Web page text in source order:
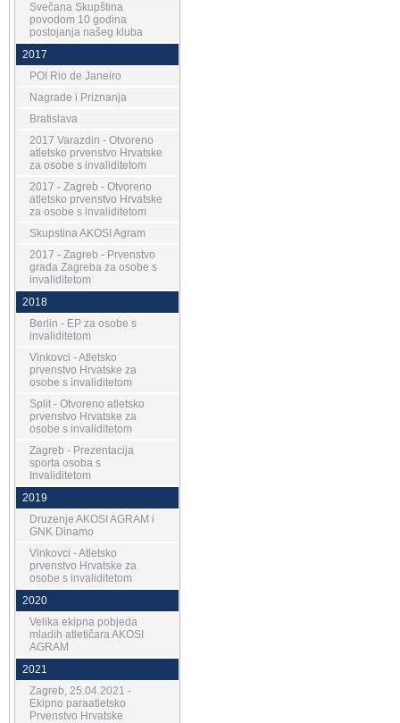
Svečana Skupština
povodom 10 godina
postojanja našeg kluba
2017
POI Rio de Janeiro
Nagrade i Priznanja
Bratislava
2017 Varazdin - Otvoreno
atletsko prvenstvo Hrvatske
za osobe s invaliditetom
2017 - Zagreb - Otvoreno
atletsko prvenstvo Hrvatske
za osobe s invaliditetom
Skupstina AKOSI Agram
2017 - Zagreb - Prvenstvo
grada Zagreba za osobe s
invaliditetom
2018
Berlin - EP za osobe s
invaliditetom
Vinkovci - Atletsko
prvenstvo Hrvatske za
osobe s invaliditetom
Split - Otvoreno atletsko
prvenstvo Hrvatske za
osobe s invaliditetom
Zagreb - Prezentacija
sporta osoba s
Invaliditetom
2019
Druzenje AKOSI AGRAM i
GNK Dinamo
Vinkovci - Atletsko
prvenstvo Hrvatske za
osobe s invaliditetom
2020
Velika ekipna pobjeda
mladih atletičara AKOSI
AGRAM
2021
Zagreb, 25.04.2021 -
Ekipno paraatletsko
Prvenstvo Hrvatske